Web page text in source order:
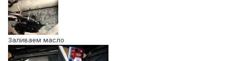
Заливаем масло